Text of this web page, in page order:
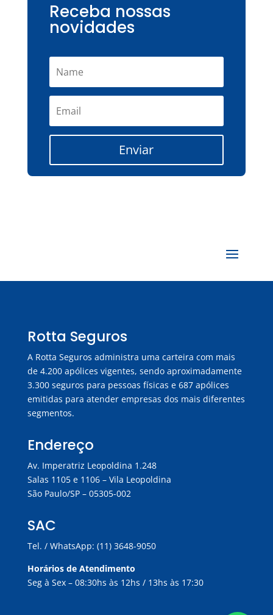
Receba nossas
novidades
Enviar
Rotta Seguros
A Rotta Seguros administra uma carteira com mais
de 4.200 apólices vigentes, sendo aproximadamente
3.300 seguros para pessoas físicas e 687 apólices
emitidas para atender empresas dos mais diferentes
segmentos.
Endereço
Av. Imperatriz Leopoldina 1.248
Salas 1105 e 1106 – Vila Leopoldina
São Paulo/SP – 05305-002
SAC
Tel. / WhatsApp: (11) 3648-9050
Horários de Atendimento
Seg à Sex – 08:30hs às 12hs / 13hs às 17:30